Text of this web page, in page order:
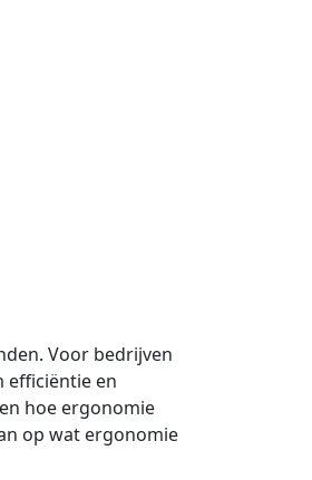
Voor bedrijven
efficiëntie en
hoe ergonomie
op wat ergonomie